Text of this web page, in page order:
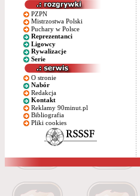
PZPN
Mistrzostwa Polski
Puchary w Polsce
Reprezentanci
Ligowcy
Rywalizacje
Serie
O stronie
Nabór
Redakcja
Kontakt
Reklamy 90minut.pl
Bibliografia
Pliki cookies